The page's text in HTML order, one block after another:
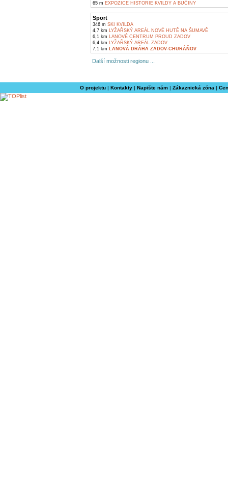
65 m EXPOZICE HISTORIE KVILDY A BUČINY
Sport
346 m SKI KVILDA
4,7 km LYŽAŘSKÝ AREÁL NOVÉ HUTĚ NA ŠUMAVĚ
6,1 km LANOVÉ CENTRUM PROUD ZADOV
6,4 km LYŽAŘSKÝ AREÁL ZADOV
7,1 km LANOVÁ DRÁHA ZADOV-CHURÁŇOV
Další možnosti regionu ...
O projektu| Kontakty| Napište nám| Zákaznická zóna |